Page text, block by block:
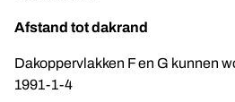
Afstand tot dakrand
Dakoppervlakken F en G kunnen
1991-1-4